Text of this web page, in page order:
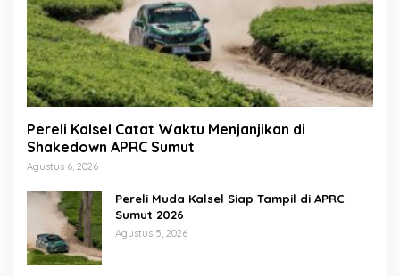
Pereli Kalsel Catat Waktu Menjanjikan di
Shakedown APRC Sumut
Agustus 6, 2026
Pereli Muda Kalsel Siap Tampil di APRC
Sumut 2026
Agustus 5, 2026